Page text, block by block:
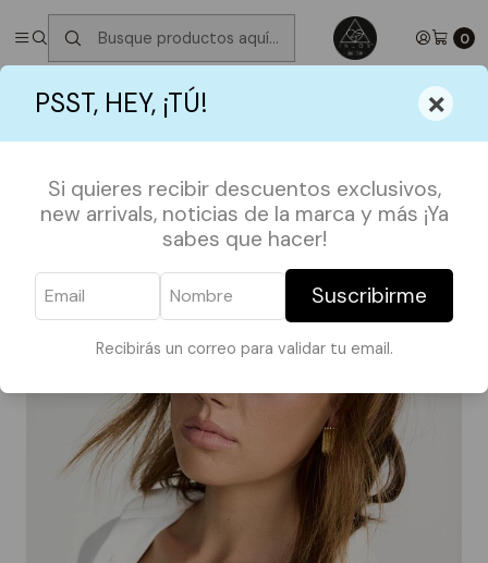
PSST, HEY, ¡TÚ! ×
Si quieres recibir descuentos exclusivos,
new arrivals, noticias de la marca y más ¡Ya
sabes que hacer!
Suscribirme
Recibirás un correo para validar tu email.
0
✮ ⋆ ˚｡𖦹 ⋆｡°✩Próximos Despachos martes 11 de Agosto
⋆｡°✩
ACCESORIOS